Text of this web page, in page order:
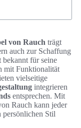
von Rauch trägt
auch zur Schaffung
bekannt für seine
mit Funktionalität
vielseitige
integrieren
entsprechen. Mit
Rauch kann jeder
persönlichen Stil